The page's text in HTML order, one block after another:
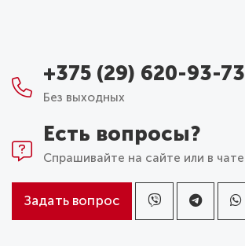
+375 (29) 620-93-73
Без выходных
Есть вопросы?
Спрашивайте на сайте или в чате
Задать вопрос